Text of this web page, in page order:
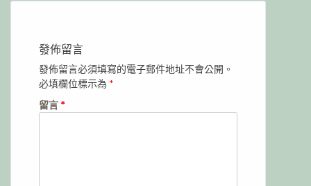
發佈留言
發佈留言必須填寫的電子郵件地址不會公開。
必填欄位標示為 *
留言 *